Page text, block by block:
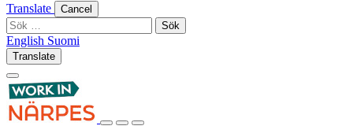
Translate Cancel
Sök
efter:
English English
Suomi
Translate
Log
inSearch
this
site
LogSearchShow